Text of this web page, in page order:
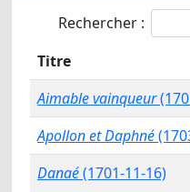
Rechercher :
Titre
Aimable vainqueur
Apollon et Daphné
Danaé(1701-11-16)